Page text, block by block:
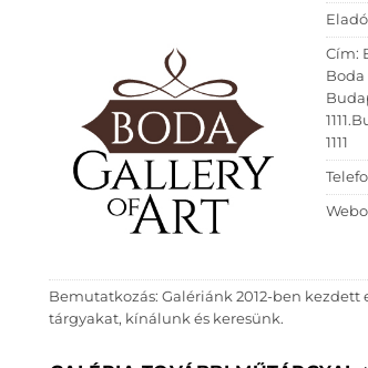
Cím:
Boda
1111
Bemutatkozás: Galériánk 2012-ben
tárgyakat, kínálunk és keresünk.